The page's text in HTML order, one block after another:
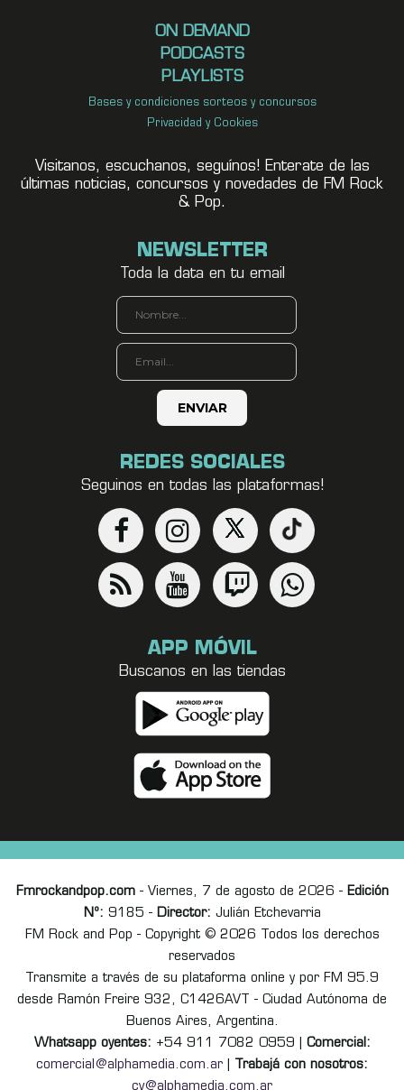
ON DEMAND
PODCASTS
PLAYLISTS
Bases y condiciones sorteos y concursos
Privacidad y Cookies
Visitanos, escuchanos, seguínos! Enterate de las
últimas noticias, concursos y novedades de FM Rock
& Pop.
NEWSLETTER
Toda la data en tu email
REDES SOCIALES
Seguinos en todas las plataformas!
APP MÓVIL
Buscanos en las tiendas
Fmrockandpop.com- Viernes, 7 de agosto de 2026 - Edición
Nº: 9185 - Director: Julián Etchevarria
FM Rock and Pop - Copyright © 2026 Todos los derechos
reservados
Transmite a través de su plataforma online y por FM 95.9
desde Ramón Freire 932, C1426AVT - Ciudad Autónoma de
Buenos Aires, Argentina.
Whatsapp oyentes: +54 911 7082 0959 | Comercial:
comercial@alphamedia.com.ar
Trabajá con nosotros:
cv@alphamedia.com.ar